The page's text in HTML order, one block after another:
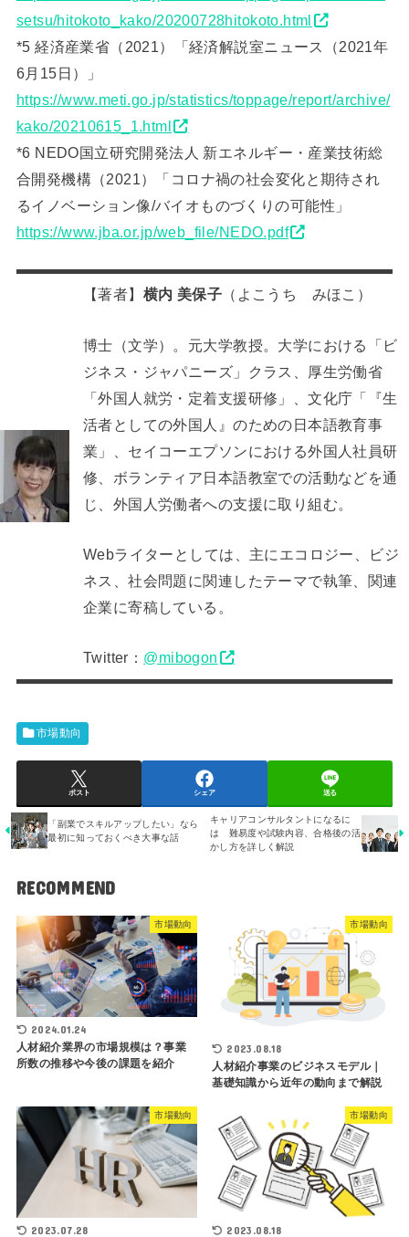
setsu/hitokoto_kako/20200728hitokoto.html
*5 経済産業省（2021）「経済解説室ニュース（2021年
6月15日）」
https://www.meti.go.jp/statistics/toppage/report/archive/
kako/20210615_1.html
*6 NEDO国立研究開発法人 新エネルギー・産業技術総
合開発機構（2021）「コロナ禍の社会変化と期待され
るイノベーション像/バイオものづくりの可能性」
https://www.jba.or.jp/web_file/NEDO.pdf
【著者】 横内 美保子 （よこうち みほこ）
博士（文学）。元大学教授。大学における「ビ
ジネス・ジャパニーズ」クラス、厚生労働省
「外国人就労・定着支援研修」、文化庁「『生
活者としての外国人』のための日本語教育事
業」、セイコーエプソンにおける外国人社員研
修、ボランティア日本語教室での活動などを通
じ、外国人労働者への支援に取り組む。
Webライターとしては、主にエコロジー、ビジ
ネス、社会問題に関連したテーマで執筆、関連
企業に寄稿している。
Twitter： @mibogon
市場動向
ポスト シェア 送る
「副業でスキルアップしたい」なら
最初に知っておくべき大事な話
キャリアコンサルタントになるに
は 難易度や試験内容、合格後の活
かし方を詳しく解説
RECOMMEND
市場動向
2024.01.24
人材紹介業界の市場規模は？事業
所数の推移や今後の課題を紹介
市場動向
2023.08.18
人材紹介事業のビジネスモデル｜
基礎知識から近年の動向まで解説
市場動向
2023.07.28
市場動向
2023.08.18